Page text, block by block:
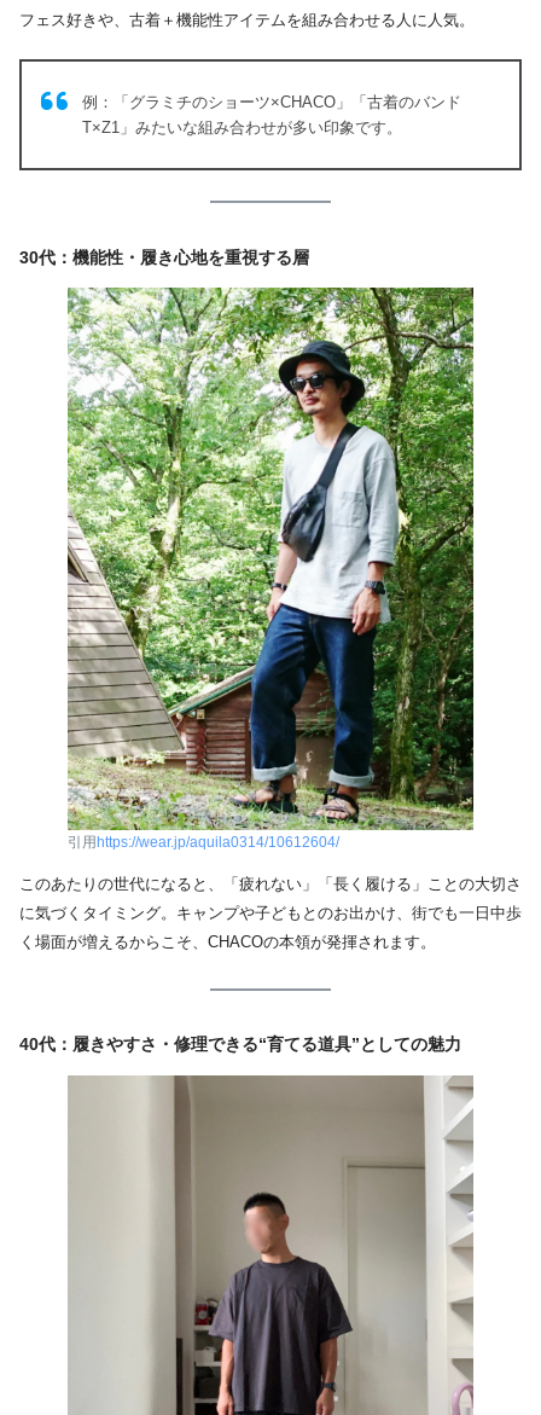
フェス好きや、古着＋機能性アイテムを組み合わせる人に人気。
例：「グラミチのショーツ×CHACO」「古着のバンド
T×Z1」みたいな組み合わせが多い印象です。
30代：機能性・履き心地を重視する層
引用 https://wear.jp/aquila0314/10612604/
このあたりの世代になると、「疲れない」「長く履ける」ことの大切さ
に気づくタイミング。キャンプや子どもとのお出かけ、街でも一日中歩
く場面が増えるからこそ、CHACOの本領が発揮されます。
40代：履きやすさ・修理できる“育てる道具”としての魅力